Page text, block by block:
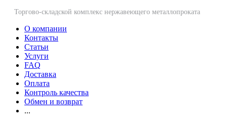
Торгово-складской комплекс нержавеющего металлопроката
О компании
Контакты
Статьи
Услуги
FAQ
Доставка
Оплата
Контроль качества
Обмен и возврат
...